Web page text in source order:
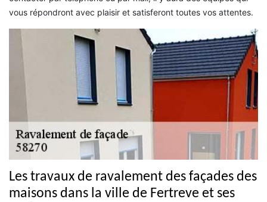
vous répondront avec plaisir et satisferont toutes vos attentes.
Les travaux de ravalement des façades des
maisons dans la ville de Fertreve et ses